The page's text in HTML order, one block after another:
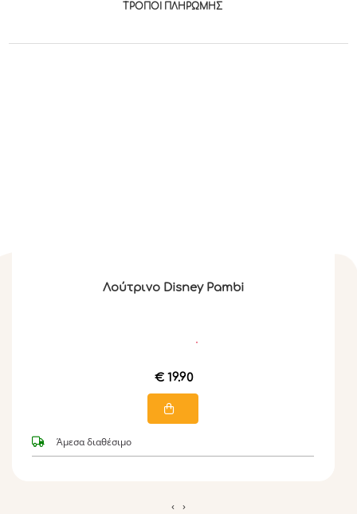
ΤΡΟΠΟΙ ΠΛΗΡΩΜΉΣ
Λούτρινο Disney Pambi
€ 19.90
Άμεσα διαθέσιμο
‹ ›